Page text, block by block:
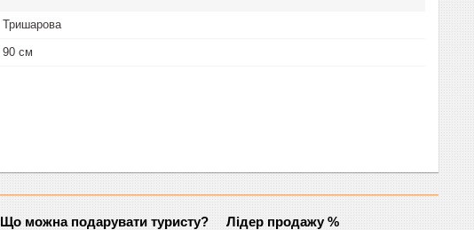
Тришарова
90 см
Що можна подарувати туристу?
Лідер продажу %